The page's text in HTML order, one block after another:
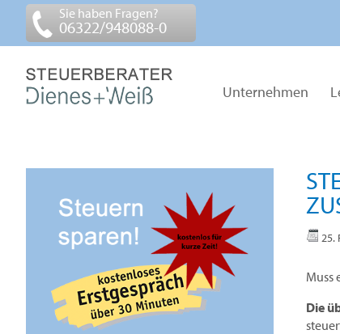
Sie haben Fragen?
06322/948088-0
Unternehmen
25.
Muss
Die